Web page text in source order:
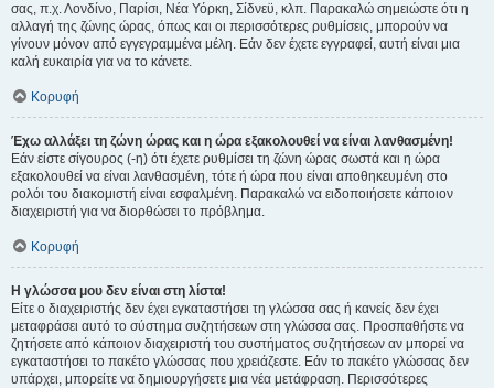
σας, π.χ. Λονδίνο, Παρίσι, Νέα Υόρκη, Σίδνεϋ, κλπ. Παρακαλώ σημειώστε ότι η
αλλαγή της ζώνης ώρας, όπως και οι περισσότερες ρυθμίσεις, μπορούν να
γίνουν μόνον από εγγεγραμμένα μέλη. Εάν δεν έχετε εγγραφεί, αυτή είναι μια
καλή ευκαιρία για να το κάνετε.
Κορυφή
Έχω αλλάξει τη ζώνη ώρας και η ώρα εξακολουθεί να είναι λανθασμένη!
Εάν είστε σίγουρος (-η) ότι έχετε ρυθμίσει τη ζώνη ώρας σωστά και η ώρα
εξακολουθεί να είναι λανθασμένη, τότε ή ώρα που είναι αποθηκευμένη στο
ρολόι του διακομιστή είναι εσφαλμένη. Παρακαλώ να ειδοποιήσετε κάποιον
διαχειριστή για να διορθώσει το πρόβλημα.
Κορυφή
Η γλώσσα μου δεν είναι στη λίστα!
Είτε ο διαχειριστής δεν έχει εγκαταστήσει τη γλώσσα σας ή κανείς δεν έχει
μεταφράσει αυτό το σύστημα συζητήσεων στη γλώσσα σας. Προσπαθήστε να
ζητήσετε από κάποιον διαχειριστή του συστήματος συζητήσεων αν μπορεί να
εγκαταστήσει το πακέτο γλώσσας που χρειάζεστε. Εάν το πακέτο γλώσσας δεν
υπάρχει, μπορείτε να δημιουργήσετε μια νέα μετάφραση. Περισσότερες